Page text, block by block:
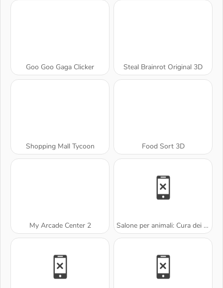
Goo Goo Gaga Clicker Steal Brainrot Original 3D
Shopping Mall Tycoon Food Sort 3D
My Arcade Center 2 Salone per animali: Cura dei gatti